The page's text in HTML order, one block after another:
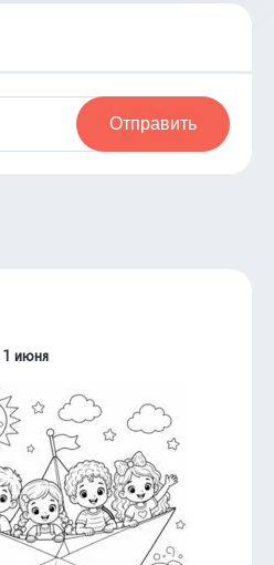
Отправить
1 июня